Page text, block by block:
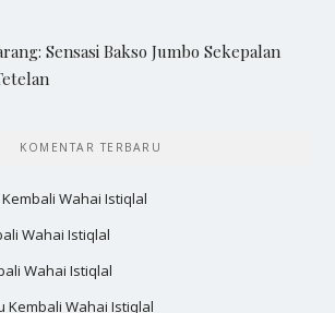
Sensasi Bakso Jumbo Sekepalan
KOMENTAR TERBARU
Wahai Istiqlal
Wahai Istiqlal
Wahai Istiqlal
Kembali Wahai Istiqlal